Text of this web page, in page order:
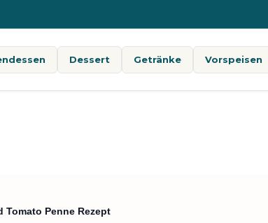
Dessert Getränke Vorspeisen
Tomato Penne Rezept